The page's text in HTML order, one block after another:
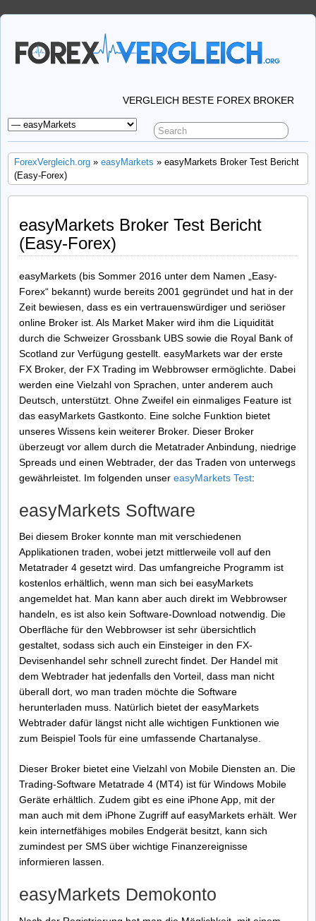
VERGLEICH BESTE FOREX BROKER
ForexVergleich.org » easyMarkets » easyMarkets Broker Test Bericht
(Easy-Forex)
easyMarkets Broker Test Bericht
(Easy-Forex)
easyMarkets (bis Sommer 2016 unter dem Namen „Easy-
Forex“ bekannt) wurde bereits 2001 gegründet und hat in der
Zeit bewiesen, dass es ein vertrauenswürdiger und seriöser
online Broker ist. Als Market Maker wird ihm die Liquidität
durch die Schweizer Grossbank UBS sowie die Royal Bank of
Scotland zur Verfügung gestellt. easyMarkets war der erste
FX Broker, der FX Trading im Webbrowser ermöglichte. Dabei
werden eine Vielzahl von Sprachen, unter anderem auch
Deutsch, unterstützt. Ohne Zweifel ein einmaliges Feature ist
das easyMarkets Gastkonto. Eine solche Funktion bietet
unseres Wissens kein weiterer Broker. Dieser Broker
überzeugt vor allem durch die Metatrader Anbindung, niedrige
Spreads und einen Webtrader, der das Traden von unterwegs
gewährleistet. Im folgenden unser easyMarkets Test:
easyMarkets Software
Bei diesem Broker konnte man mit verschiedenen
Applikationen traden, wobei jetzt mittlerweile voll auf den
Metatrader 4 gesetzt wird. Das umfangreiche Programm ist
kostenlos erhältlich, wenn man sich bei easyMarkets
angemeldet hat. Man kann aber auch direkt im Webbrowser
handeln, es ist also kein Software-Download notwendig. Die
Oberfläche für den Webbrowser ist sehr übersichtlich
gestaltet, sodass sich auch ein Einsteiger in den FX-
Devisenhandel sehr schnell zurecht findet. Der Handel mit
dem Webtrader hat jedenfalls den Vorteil, dass man nicht
überall dort, wo man traden möchte die Software
herunterladen muss. Natürlich bietet der easyMarkets
Webtrader dafür längst nicht alle wichtigen Funktionen wie
zum Beispiel Tools für eine umfassende Chartanalyse.
Dieser Broker bietet eine Vielzahl von Mobile Diensten an. Die
Trading-Software Metatrade 4 (MT4) ist für Windows Mobile
Geräte erhältlich. Zudem gibt es eine iPhone App, mit der
man auch mit dem iPhone Zugriff auf easyMarkets erhält. Wer
kein internetfähiges mobiles Endgerät besitzt, kann sich
zumindest per SMS über wichtige Finanzereignisse
informieren lassen.
easyMarkets Demokonto